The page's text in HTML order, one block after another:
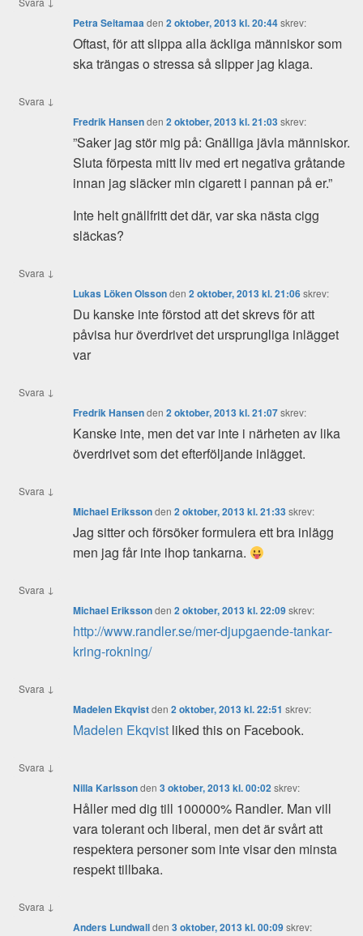
Petra Seitamaaden2 oktober, 2013 kl. 20:44skrev:
Oftast, för att slippa alla äckliga människor som
ska trängas o stressa så slipper jag klaga.
Svara ↓
Fredrik Hansenden2 oktober, 2013 kl. 21:03skrev:
”Saker jag stör mig på: Gnälliga jävla människor.
Sluta förpesta mitt liv med ert negativa gråtande
innan jag släcker min cigarett i pannan på er.”
Inte helt gnällfritt det där, var ska nästa cigg
släckas?
Svara ↓
Lukas Löken Olssonden2 oktober, 2013 kl. 21:06skrev:
Du kanske inte förstod att det skrevs för att
påvisa hur överdrivet det ursprungliga inlägget
var
Svara ↓
Fredrik Hansenden2 oktober, 2013 kl. 21:07skrev:
Kanske inte, men det var inte i närheten av lika
överdrivet som det efterföljande inlägget.
Svara ↓
Michael Erikssonden2 oktober, 2013 kl. 21:33skrev:
Jag sitter och försöker formulera ett bra inlägg
men jag får inte ihop tankarna.
Svara ↓
Michael Erikssonden2 oktober, 2013 kl. 22:09skrev:
http://www.randler.se/mer-djupgaende-tankar-
kring-rokning/
Svara ↓
Madelen Ekqvistden2 oktober, 2013 kl. 22:51 skrev:
Madelen Ekqvist liked this on Facebook.
Svara ↓
Nilla Karlssonden3 oktober, 2013 kl. 00:02skrev:
Håller med dig till 100000% Randler. Man vill
vara tolerant och liberal, men det är svårt att
respektera personer som inte visar den minsta
respekt tillbaka.
Svara ↓
Anders Lundwallden3 oktober, 2013 kl. 00:09skrev: